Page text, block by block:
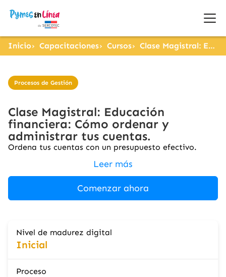
Inicio Capacitaciones Cursos Clase Magistral: Educación financiera: Cómo ordenar y administrar tus cuentas.
Procesos de Gestión
Clase Magistral: Educación
financiera: Cómo ordenar y
administrar tus cuentas.
Ordena tus cuentas con un presupuesto efectivo.
Leer más
Comenzar ahora
Nivel de madurez digital
Inicial
Proceso